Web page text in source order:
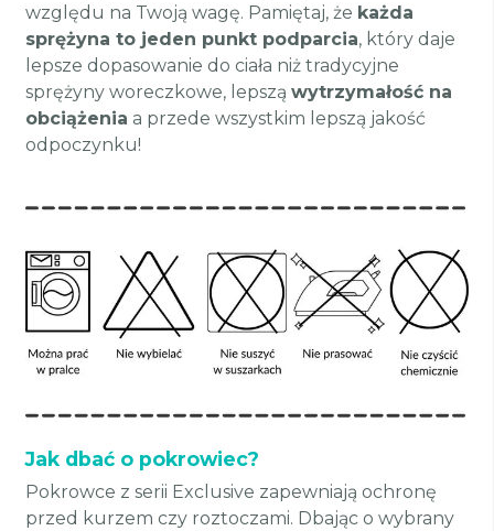
względu na Twoją wagę. Pamiętaj, że każda
sprężyna to jeden punkt podparcia, który daje
lepsze dopasowanie do ciała niż tradycyjne
sprężyny woreczkowe, lepszą wytrzymałość na
obciążenia a przede wszystkim lepszą jakość
odpoczynku!
Jak dbać o pokrowiec?
Pokrowce z serii Exclusive zapewniają ochronę
przed kurzem czy roztoczami. Dbając o wybrany